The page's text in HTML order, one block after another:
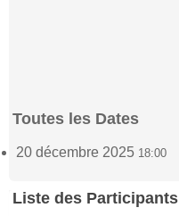
Toutes les Dates
20 décembre 2025 18:00
Liste des Participants